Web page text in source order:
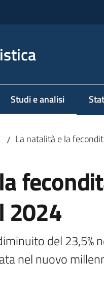
Studi e analisi
Menu selezionato
/ La natalità e la
2024
del 23,5%
nel nuovo